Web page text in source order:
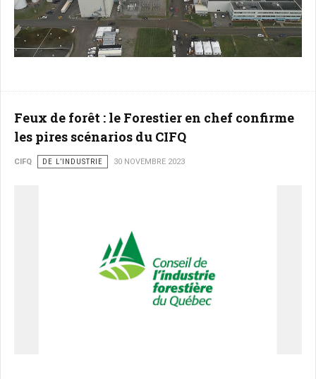
Feux de forêt : le Forestier en chef confirme
les pires scénarios du CIFQ
CIFQ DE L’INDUSTRIE 30 NOVEMBRE 2023